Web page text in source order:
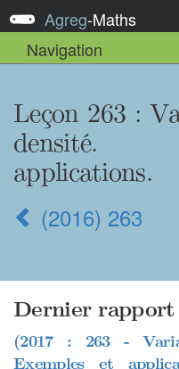
Agreg-Maths
Navigation
Leçon 263 :
densité.
applications.
(2016) 263
Dernier
(2017 : 263 -
Exemples et